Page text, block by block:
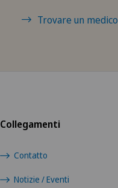
Trovare un medico
Collegamenti
Contatto
Notizie / Eventi